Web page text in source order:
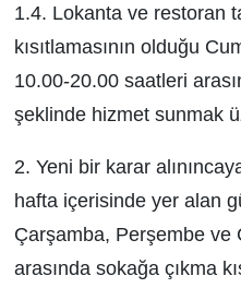
1.4. Lokanta ve restoran
kısıtlamasının olduğu
10.00-­20.00 saatleri
şeklinde hizmet sunmak
2. Yeni bir karar
hafta içerisinde yer alan
Çarşamba, Perşembe ve
arasında sokağa çıkma